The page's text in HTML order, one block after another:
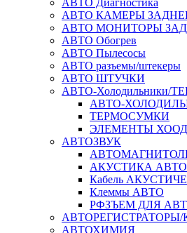
АВТО Диагностика
АВТО КАМЕРЫ
АВТО МОНИТОРЫ
АВТО Обогрев
АВТО Пылесосы
АВТО разъемы/штекеры
АВТО ШТУЧКИ
АВТО-Холодильники/
АВТО-
ТЕРМОСУМКИ
ЭЛЕМЕНТЫ
АВТОЗВУК
АКУСТИКА
Кабель
Клеммы АВТО
РФЗЪЕМ ДЛЯ
АВТОРЕГИСТРАТОРЫ/
АВТОХИМИЯ